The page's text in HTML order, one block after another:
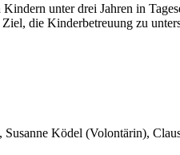
unter drei Jahren in
die Kinderbetreuung zu
Susanne Ködel (Volontärin),